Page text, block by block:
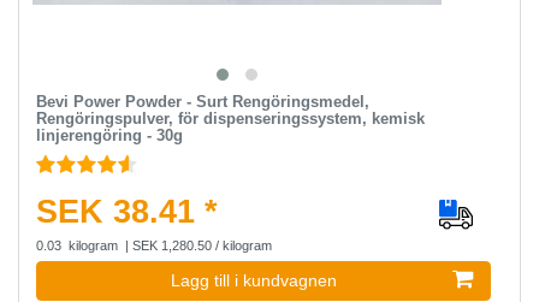
Bevi Power Powder - Surt Rengöringsmedel,
Rengöringspulver, för dispenseringssystem, kemisk
linjerengöring - 30g
SEK 38.41 *
0.03 kilogram | SEK 1,280.50 / kilogram
Lagg till i kundvagnen